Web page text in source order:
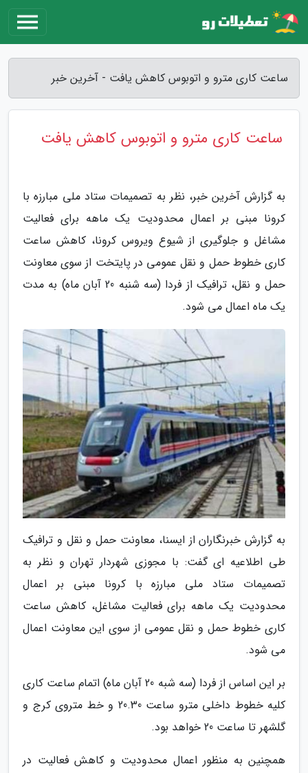
ساعت کاری مترو و اتوبوس کاهش یافت - آخرین خبر
ساعت کاری مترو و اتوبوس کاهش یافت
به گزارش آخرین خبر، نظر به تصمیمات ستاد ملی مبارزه با
کرونا مبنی بر اعمال محدودیت یک ماهه برای فعالیت
مشاغل و جلوگیری از شیوع ویروس کرونا، کاهش ساعت
کاری خطوط حمل و نقل عمومی در پایتخت از سوی معاونت
حمل و نقل، ترافیک از فردا (سه شنبه 20 آبان ماه) به مدت
یک ماه اعمال می شود.
به گزارش خبرنگاران از ایسنا، معاونت حمل و نقل و ترافیک
طی اطلاعیه ای گفت: با مجوزی شهردار تهران و نظر به
تصمیمات ستاد ملی مبارزه با کرونا مبنی بر اعمال
محدودیت یک ماهه برای فعالیت مشاغل، کاهش ساعت
کاری خطوط حمل و نقل عمومی از سوی این معاونت اعمال
می شود.
بر این اساس از فردا (سه شبه 20 آبان ماه) اتمام ساعت کاری
کلیه خطوط داخلی مترو ساعت 20.30 و خط متروی کرج و
گلشهر تا ساعت 20 خواهد بود.
همچنین به منظور اعمال محدودیت و کاهش فعالیت در